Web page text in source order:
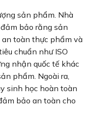
sản phẩm. Nhà
bảo rằng sản
toàn thực phẩm và
chuẩn như ISO
nhận quốc tế khác
phẩm. Ngoài ra,
sinh học hoàn toàn
bảo an toàn cho